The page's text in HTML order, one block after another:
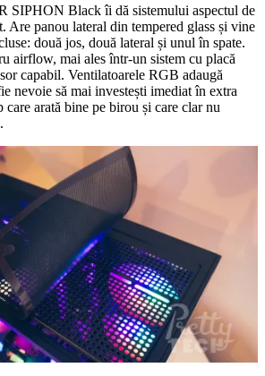
SIPHON Black îi dă sistemului aspectul de
Are panou lateral din tempered glass și vine
două jos, două lateral și unul în spate.
airflow, mai ales într-un sistem cu placă
capabil. Ventilatoarele RGB adaugă
nevoie să mai investești imediat în extra
arată bine pe birou și care clar nu